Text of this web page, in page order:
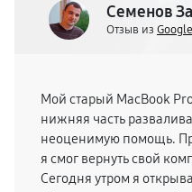
Семенов
Отзыв из
Мой старый MacBook
нижняя часть
неоценимую помощь.
я смог вернуть свой
Сегодня утром я